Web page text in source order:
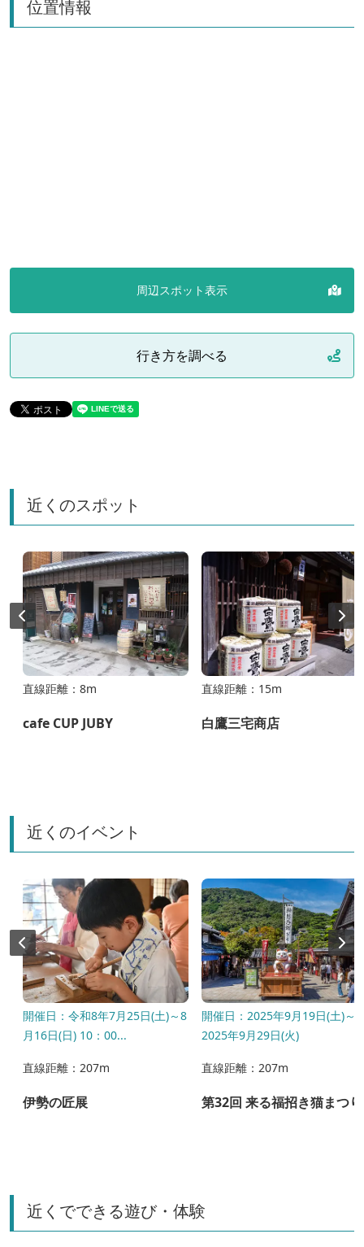
位置情報
周辺スポット表示
行き方を調べる
近くのスポット
直線距離：8m
cafe CUP JUBY
直線距離：15m
白鷹三宅商店
近くのイベント
開催日：令和8年7月25日(土)～8
月16日(日) 10：00...
直線距離：207m
伊勢の匠展
開催日：2025年9月19日(土)～
2025年9月29日(火)
直線距離：207m
第32回 来る福招き猫まつり
近くでできる遊び・体験